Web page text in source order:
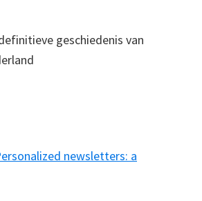
geschiedenis van
newsletters: a